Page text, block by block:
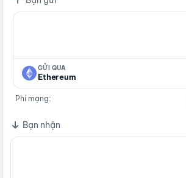
GỬI QUA
Ethereum
Phí mạng:
Bạn nhận